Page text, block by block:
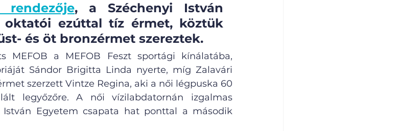
rendezője, a Széchenyi István
oktatói ezúttal tíz érmet, köztük
és öt bronzérmet szereztek.
a MEFOB Feszt sportági kínálatába,
Sándor Brigitta Linda nyerte, míg Zalavári
szerzett Vintze Regina, aki a női légpuska 60
legyőzőre. A női vízilabdatornán izgalmas
István Egyetem csapata hat ponttal a második